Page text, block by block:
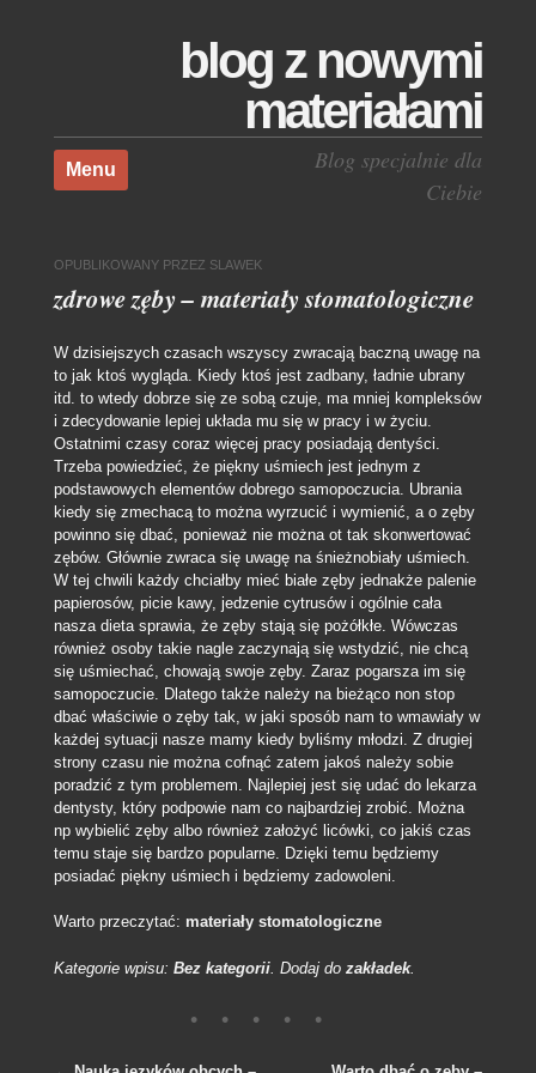
blog z nowymi
materiałami
Blog specjalnie dla
Ciebie
Menu
Skocz do treści
OPUBLIKOWANY PRZEZ SLAWEK
zdrowe zęby – materiały stomatologiczne
W dzisiejszych czasach wszyscy zwracają baczną uwagę na
to jak ktoś wygląda. Kiedy ktoś jest zadbany, ładnie ubrany
itd. to wtedy dobrze się ze sobą czuje, ma mniej kompleksów
i zdecydowanie lepiej układa mu się w pracy i w życiu.
Ostatnimi czasy coraz więcej pracy posiadają dentyści.
Trzeba powiedzieć, że piękny uśmiech jest jednym z
podstawowych elementów dobrego samopoczucia. Ubrania
kiedy się zmechacą to można wyrzucić i wymienić, a o zęby
powinno się dbać, ponieważ nie można ot tak skonwertować
zębów. Głównie zwraca się uwagę na śnieżnobiały uśmiech.
W tej chwili każdy chciałby mieć białe zęby jednakże palenie
papierosów, picie kawy, jedzenie cytrusów i ogólnie cała
nasza dieta sprawia, że zęby stają się pożółkłe. Wówczas
również osoby takie nagle zaczynają się wstydzić, nie chcą
się uśmiechać, chowają swoje zęby. Zaraz pogarsza im się
samopoczucie. Dlatego także należy na bieżąco non stop
dbać właściwie o zęby tak, w jaki sposób nam to wmawiały w
każdej sytuacji nasze mamy kiedy byliśmy młodzi. Z drugiej
strony czasu nie można cofnąć zatem jakoś należy sobie
poradzić z tym problemem. Najlepiej jest się udać do lekarza
dentysty, który podpowie nam co najbardziej zrobić. Można
np wybielić zęby albo również założyć licówki, co jakiś czas
temu staje się bardzo popularne. Dzięki temu będziemy
posiadać piękny uśmiech i będziemy zadowoleni.
Warto przeczytać: materiały stomatologiczne
Kategorie wpisu: Bez kategorii. Dodaj do zakładek.